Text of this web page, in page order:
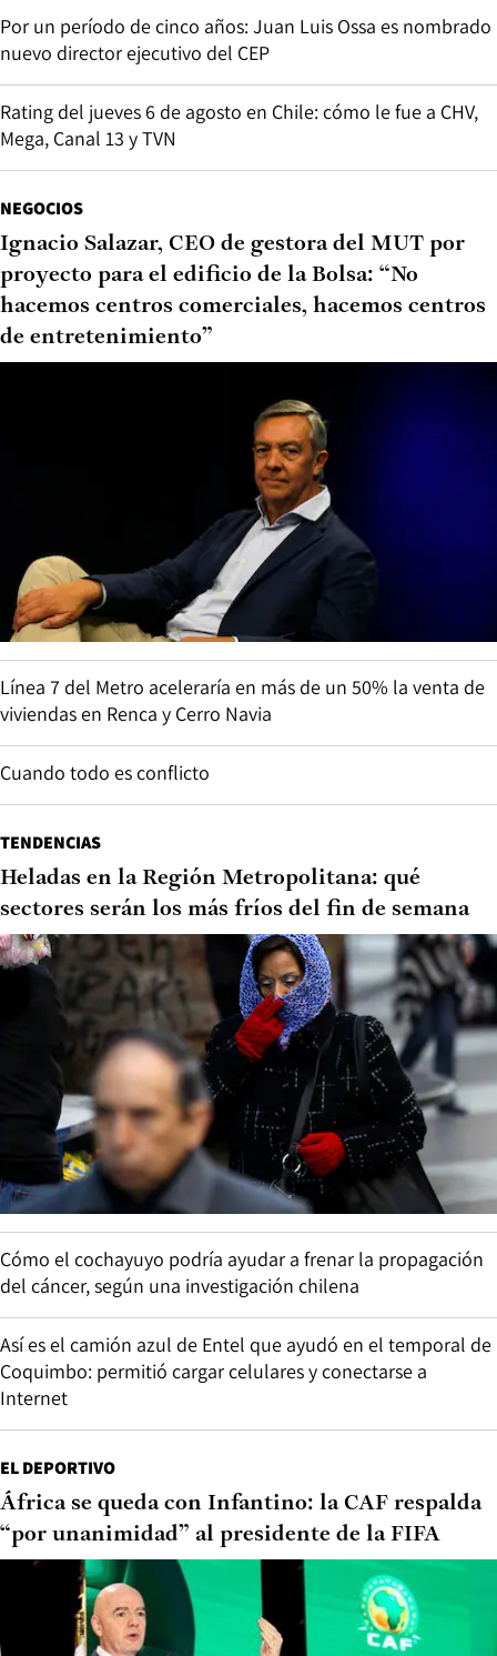
Por un período de cinco años: Juan Luis Ossa es nombrado
nuevo director ejecutivo del CEP
Rating del jueves 6 de agosto en Chile: cómo le fue a CHV,
Mega, Canal 13 y TVN
NEGOCIOS
Ignacio Salazar, CEO de gestora del MUT por
proyecto para el edificio de la Bolsa: “No
hacemos centros comerciales, hacemos centros
de entretenimiento”
Línea 7 del Metro aceleraría en más de un 50% la venta de
viviendas en Renca y Cerro Navia
Cuando todo es conflicto
TENDENCIAS
Heladas en la Región Metropolitana: qué
sectores serán los más fríos del fin de semana
Cómo el cochayuyo podría ayudar a frenar la propagación
del cáncer, según una investigación chilena
Así es el camión azul de Entel que ayudó en el temporal de
Coquimbo: permitió cargar celulares y conectarse a
Internet
EL DEPORTIVO
África se queda con Infantino: la CAF respalda
“por unanimidad” al presidente de la FIFA